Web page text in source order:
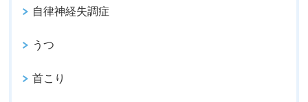
自律神経失調症
うつ
首こり